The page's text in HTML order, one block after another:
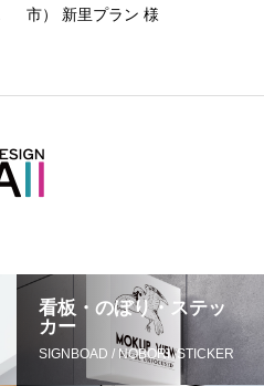
市） 新里プラン 様
看板・のぼり・ステッ
カー
SIGNBOAD / NOBORI /STICKER